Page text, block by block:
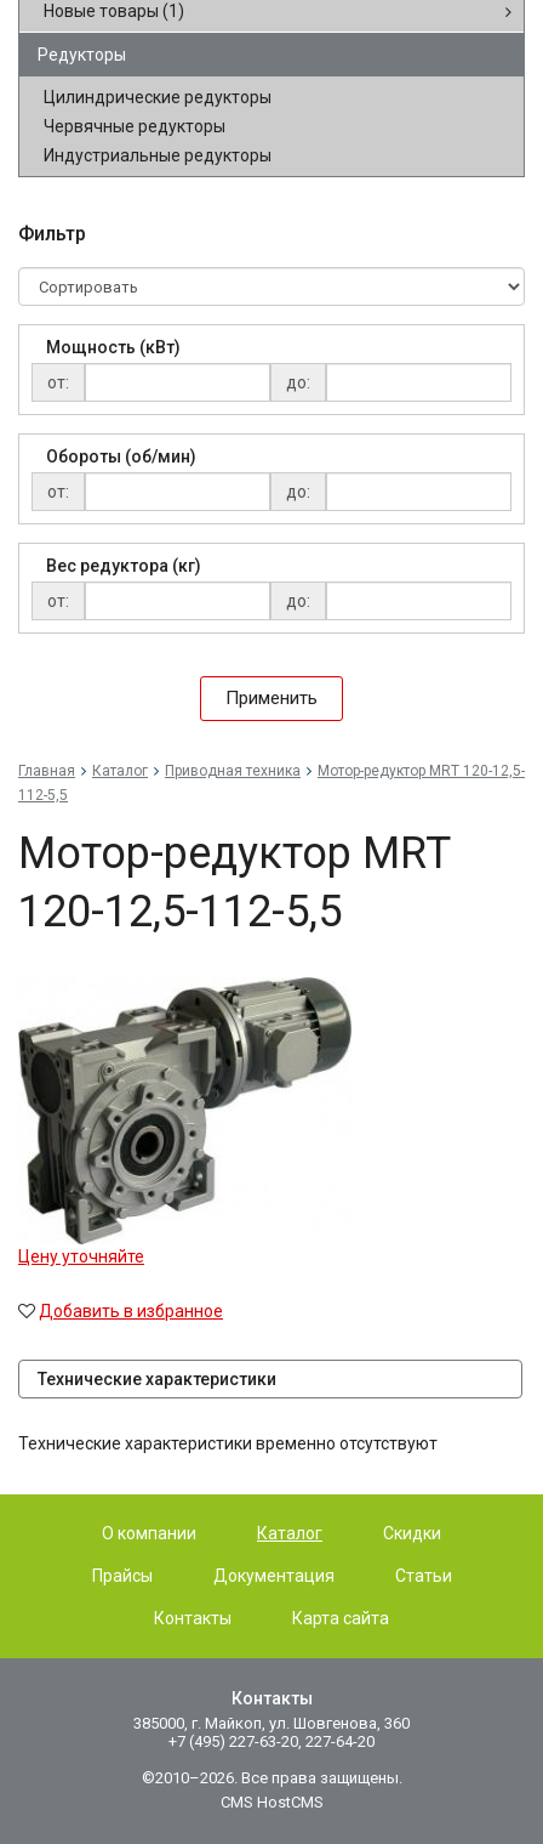
Новые товары (1)
Редукторы
Цилиндрические редукторы
Червячные редукторы
Индустриальные редукторы
Фильтр
Мощность (кВт)
от:
до:
Обороты (об/мин)
от:
до:
Вес редуктора (кг)
от:
до:
Применить
Главная Каталог Приводная техника
Мо­тор-ре­дук­тор MRT 120-12,5-
112-5,5
Мо­тор-ре­дук­тор MRT
120-12,5-112-5,5
Цену уточняйте
Добавить в избранное
Технические характеристики
Технические характеристики временно отсутствуют
О компании Каталог Скидки
Прайсы Документация Статьи
Контакты Карта сайта
Контакты
385000, г. Майкоп, ул. Шовгенова, 360
+7 (495) 227-63-20, 227-64-20
©2010–2026. Все права защищены.
CMS HostCMS